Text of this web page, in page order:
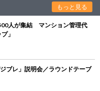
もっと見る
人が集結 マンション管理代
」
ブレ」説明会／ラウンドテーブ